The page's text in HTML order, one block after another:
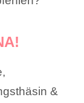
&